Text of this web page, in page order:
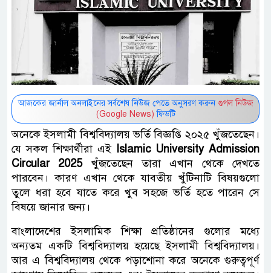
আজকের জার্নাল অনলাইনের সর্বশেষ নিউজ পেতে অনুসরণ করুন গুগল নিউজ
(Google News) ফিডটি
অনেকে ইসলামী বিশ্ববিদ্যালয় ভর্তি বিজ্ঞপ্তি ২০২৫ খুঁজতেছেন।
যে সকল শিক্ষার্থীরা এই Islamic University Admission
Circular 2025খুঁজতেছেন তারা এখান থেকে দেখতে
পারবেন। কারণ এখান থেকে যাবতীয় খুঁটিনাটি বিষয়গুলো
তুলে ধরা হবে যাতে করে খুব সহজে ভর্তি হতে পারেন সে
বিষয়ে জানার জন্য।
বাংলাদেশের ইসলামিক শিক্ষা প্রতিষ্ঠানের ‌গুলোর মধ্যে
অন্যতম একটি বিশ্ববিদ্যালয় হয়েছে ইসলামী বিশ্ববিদ্যালয়।
আর এ বিশ্ববিদ্যালয় থেকে পড়াশোনা করে অনেকে গুরুত্বপূর্ণ